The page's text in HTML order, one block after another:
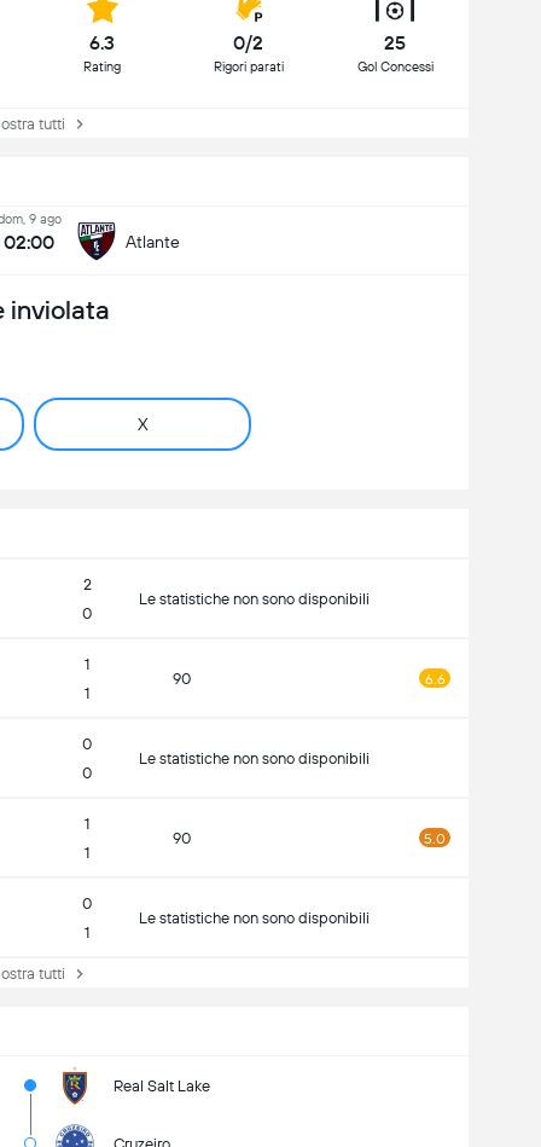
6.3
Rating
0/2
Rigori parati
25
Gol Concessi
tutti
9 ago
02:00 Atlante
inviolata
X
2
0
Le statistiche non sono disponibili
1
1
90 6.6
0
0
Le statistiche non sono disponibili
1
1
90 5.0
0
1
Le statistiche non sono disponibili
tutti
Real Salt Lake
Cruzeiro